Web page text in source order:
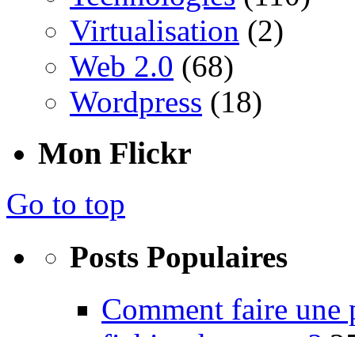
Virtualisation (2)
Web 2.0 (68)
Wordpress (18)
Mon Flickr
Go to top
Posts Populaires
Comment faire une